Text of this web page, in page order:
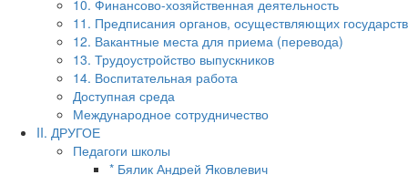
10. Финансово-хозяйственная деятельность
11. Предписания органов, осуществляющих
12. Вакантные места для приема (перевода)
13. Трудоустройство выпускников
14. Воспитательная работа
Доступная среда
Международное сотрудничество
II. ДРУГОЕ
Педагоги школы
* Бялик Андрей Яковлевич